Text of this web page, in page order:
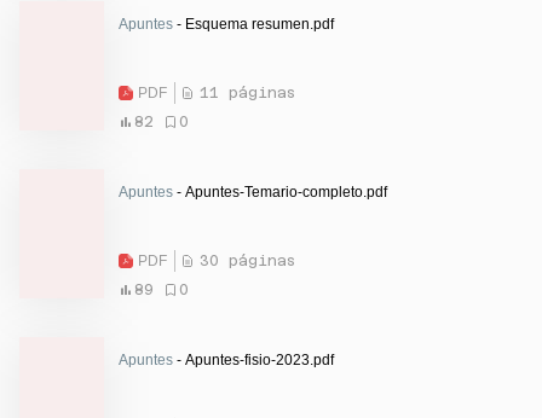
Apuntes - Esquema resumen.pdf
PDF
11 páginas
82
0
Apuntes - Apuntes-Temario-completo.pdf
PDF
30 páginas
89
0
Apuntes - Apuntes-fisio-2023.pdf